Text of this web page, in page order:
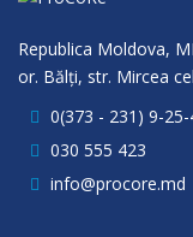
Republica Moldova,
or. Bălţi, str. Mircea
0(373 - 231) 9-25-
030 555 423
info@procore.md